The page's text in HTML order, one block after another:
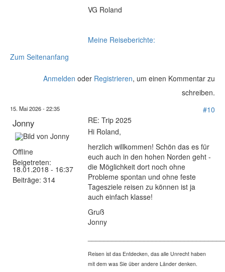
VG Roland
Meine Reiseberichte:
Zum Seitenanfang
Anmelden oder Registrieren, um einen Kommentar zu
schreiben.
15. Mai 2026 - 22:35 #10
Jonny
Offline
Beigetreten:
18.01.2018 - 16:37
Beiträge: 314
RE: Trip 2025
Hi Roland,
herzlich willkommen! Schön das es für
euch auch in den hohen Norden geht -
die Möglichkeit dort noch ohne
Probleme spontan und ohne feste
Tagesziele reisen zu können ist ja
auch einfach klasse!
Gruß
Jonny
Reisen ist das Entdecken, das alle Unrecht haben
mit dem was Sie über andere Länder denken.